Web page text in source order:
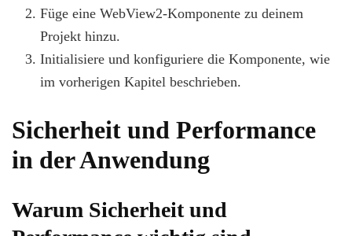
Füge eine WebView2-Komponente zu deinem
Projekt hinzu.
Initialisiere und konfiguriere die Komponente, wie
im vorherigen Kapitel beschrieben.
Sicherheit und Performance
in der Anwendung
Warum Sicherheit und